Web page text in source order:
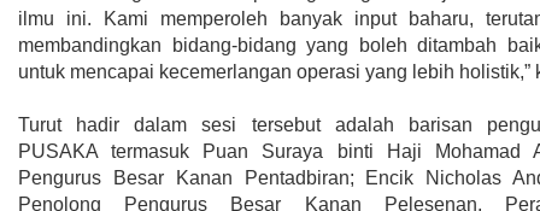
ilmu ini. Kami memperoleh banyak input baharu,
membandingkan bidang-bidang yang boleh ditambah
untuk mencapai kecemerlangan operasi yang lebih holistik,”
Turut hadir dalam sesi tersebut adalah barisan
PUSAKA termasuk Puan Suraya binti Haji Mohamad
Pengurus Besar Kanan Pentadbiran; Encik Nicholas
Penolong Pengurus Besar Kanan Pelesenan,